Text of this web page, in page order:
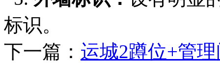
标识。
下一篇： 运城2蹲位+管